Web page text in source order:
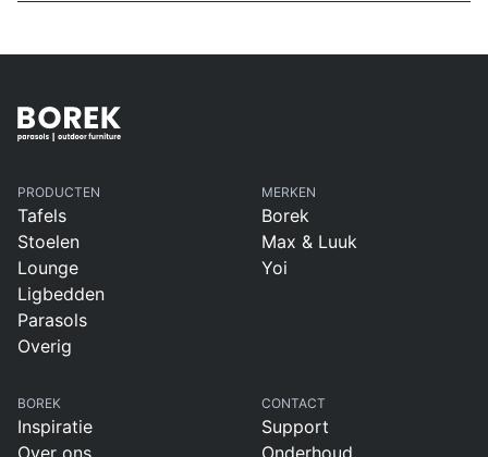
PRODUCTEN
Tafels
Stoelen
Lounge
Ligbedden
Parasols
Overig
MERKEN
Borek
Max & Luuk
Yoi
BOREK
Inspiratie
CONTACT
Support